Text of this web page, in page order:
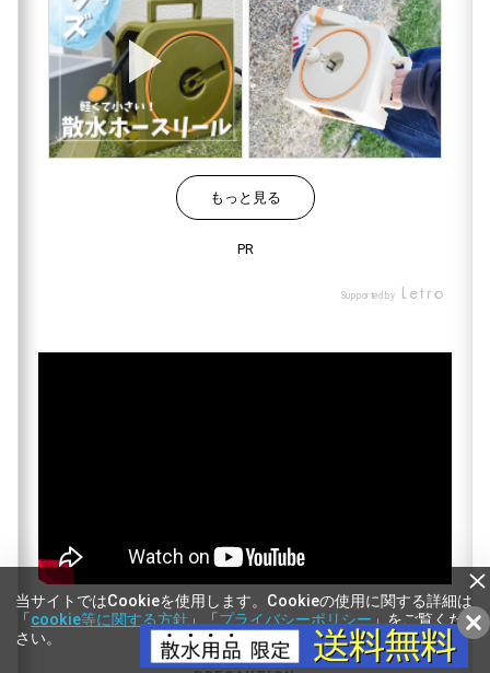
もっと見る
PR
Supported by
もっと見る
PR
Supported by
当サイトではCookieを使用します。Cookieの使用に関する詳細は
「cookie等に関する方針 」「 プライバシーポリシー 」をご覧くだ
さい。